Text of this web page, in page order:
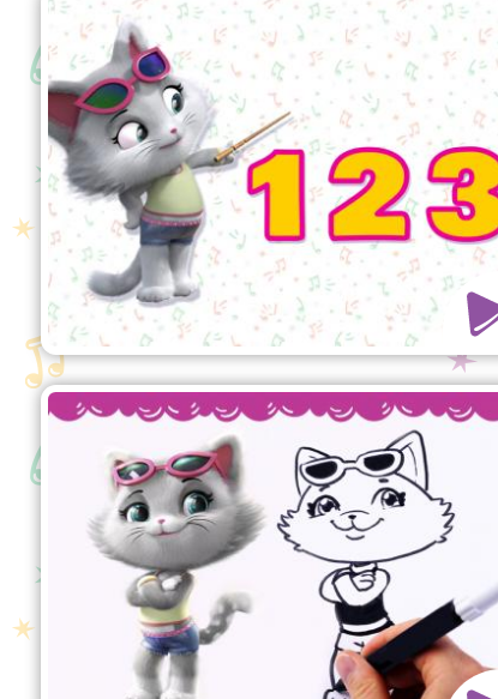
Mit den Buffycats bis 10
zählen lernen
Schau dir das Video an und lerne,
mit den Buffycats von 1 bis 10 zu
zählen!
Wie man Milady zeichnet
Viel Spaß mit diesem einfachen
Tutorial! Lerne, wie man Milady
zeichnet, aus der TV-Show 44 Cats.